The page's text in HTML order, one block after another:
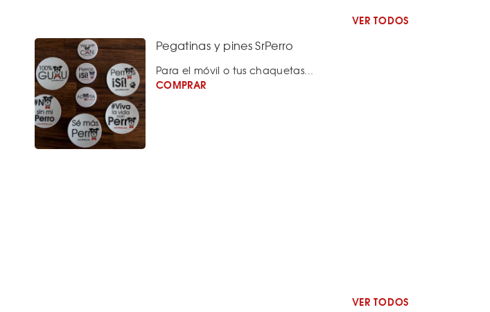
VER TODOS
Pegatinas y pines SrPerro
Para el móvil o tus chaquetas...
COMPRAR
VER TODOS